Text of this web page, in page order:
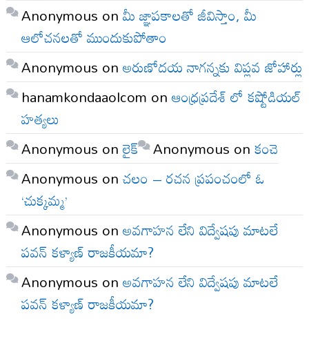
Anonymous onమీ జ్ఞాపకాలతో జీవిస్తాం, మీ
ఆలోచనలతో ముందుకుపోతాం
Anonymous onఅరుణోదయ నాగన్నకు విప్లవ జోహార్లు
hanamkondaaolcom onఆంధ్రప్రదేశ్ లో కష్టోడియల్
హత్యలు
Anonymous onలైక్ Anonymous onకంచె
Anonymous onచలం – రచన ప్రపంచంలో ఓ
‘చుక్కమ్మ’
Anonymous onఅవగాహన లేని విద్వేషపు మాటలే
పవన్ కళ్యాణ్ రాజకీయమా?
Anonymous onఅవగాహన లేని విద్వేషపు మాటలే
పవన్ కళ్యాణ్ రాజకీయమా?